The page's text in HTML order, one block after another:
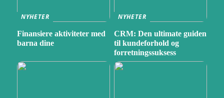
NYHETER
Finansiere aktiviteter med
barna dine
NYHETER
CRM: Den ultimate guiden
til kundeforhold og
forretningssuksess